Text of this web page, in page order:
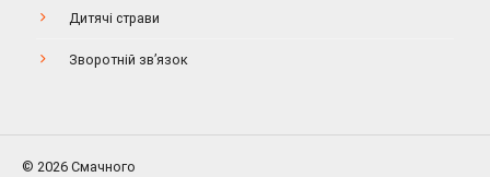
Дитячі страви
Зворотній зв’язок
© 2026 Смачного